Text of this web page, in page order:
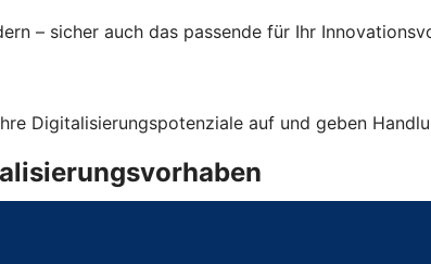
– sicher auch das passende für Ihr
Digitalisierungspotenziale auf und geben